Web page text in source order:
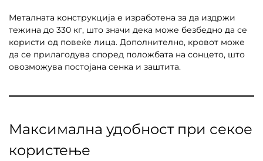
Металната конструкција е изработена за да издржи
тежина до 330 кг, што значи дека може безбедно да се
користи од повеќе лица. Дополнително, кровот може
да се прилагодува според положбата на сонцето, што
овозможува постојана сенка и заштита.
Максимална удобност при секое
користење